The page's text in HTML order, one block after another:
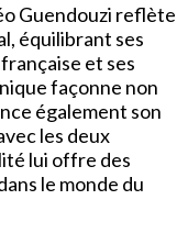
Guendouzi reflète
équilibrant ses
et ses
façonne non
également son
les deux
lui offre des
le monde du